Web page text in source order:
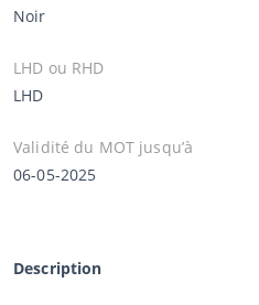
Noir
LHD ou RHD
LHD
Validité du MOT jusqu’à
06-05-2025
Description